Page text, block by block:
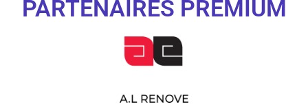
PARTENAIRES PREMIUM